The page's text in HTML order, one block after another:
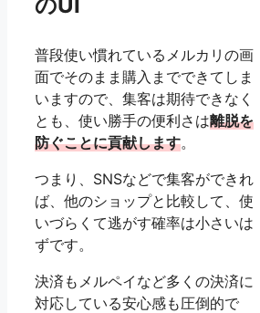
普段使い慣れているメルカリの画
面でそのまま購入までできてしま
いますので、集客は期待できなく
とも、使い勝手の便利さは離脱を
防ぐことに貢献します。
つまり、SNSなどで集客ができれ
ば、他のショップと比較して、使
いづらくて逃がす確率は小さいは
ずです。
決済もメルペイなど多くの決済に
対応している安心感も圧倒的で